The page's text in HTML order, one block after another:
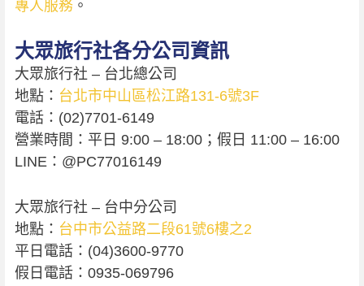
專人服務。
大眾旅行社各分公司資訊
大眾旅行社 – 台北總公司
地點： 台北市中山區松江路131-6號3F
電話：(02)7701-6149
營業時間：平日 9:00 – 18:00；假日 11:00 – 16:00
LINE：@PC77016149
大眾旅行社 – 台中分公司
地點： 台中市公益路二段61號6樓之2
平日電話：(04)3600-9770
假日電話：0935-069796